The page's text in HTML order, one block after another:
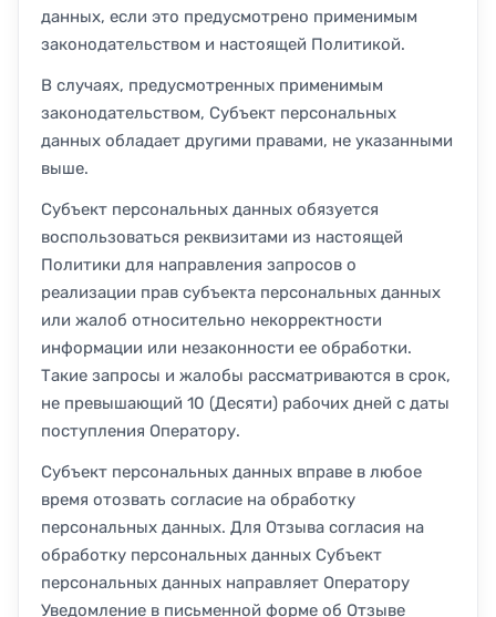
данных, если это предусмотрено применимым
законодательством и настоящей Политикой.
В случаях, предусмотренных применимым
законодательством, Субъект персональных
данных обладает другими правами, не указанными
выше.
Субъект персональных данных обязуется
воспользоваться реквизитами из настоящей
Политики для направления запросов о
реализации прав субъекта персональных данных
или жалоб относительно некорректности
информации или незаконности ее обработки.
Такие запросы и жалобы рассматриваются в срок,
не превышающий 10 (Десяти) рабочих дней с даты
поступления Оператору.
Субъект персональных данных вправе в любое
время отозвать согласие на обработку
персональных данных. Для Отзыва согласия на
обработку персональных данных Субъект
персональных данных направляет Оператору
Уведомление в письменной форме об Отзыве